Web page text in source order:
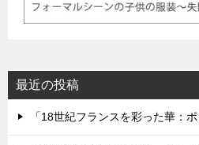
最近の投稿
「18世紀フランスを彩った華：